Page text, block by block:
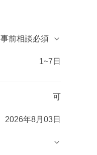
事前相談必須
1~7日
可
2026年8月03日